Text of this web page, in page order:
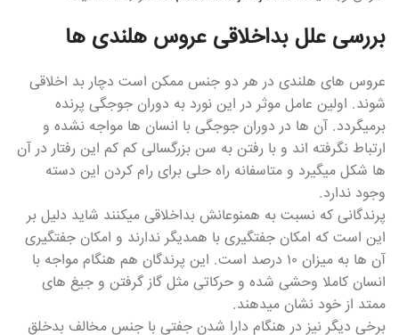
بررسی علل بداخلاقی عروس هلندی ها
عروس های هلندی در هر دو جنس ممکن است دچار بد اخلاقی
شوند. اولین عامل موثر در این نورد به دوران جوجگی پرنده
برمیگردد. آن ها در دوران جوجگی با انسان ها مواجه نشده و
ارتباط نگرفته اند و با رفتن به سن بزرگسالی کم کم این رفتار در آن
ها شکل میگیرد و متاسفانه راه حلی برای رام کردن این دسته
وجود ندارد.
پرندگانی که نسبت به همنوعانش بداخلاقی میکنند شاید دلیل بر
این است که امکان جفتگیری با همدیگر ندارند و امکان جفتگیری
آن ها به میزان ۱۰ درصد است. این پرندگان هم هنگام مواجه با
انسان کاملا وحشی شده و حرکاتی مثل گاز گرفتن و جیغ های
ممتد از خود نشان میدهند.
برخی دیگر نیز در هنگام دارا شدن جفتی با جنس مخالف بدخلق